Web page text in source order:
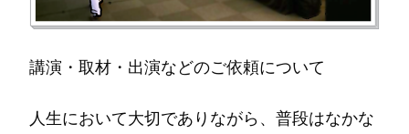
講演・取材・出演などのご依頼について
人生において大切でありながら、普段はなかな